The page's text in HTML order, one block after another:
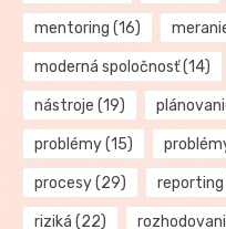
mentoring (16)
moderná spoločnosť(14)
nástroje (19)
problémy(15)
procesy(29) reporting
riziká (22)